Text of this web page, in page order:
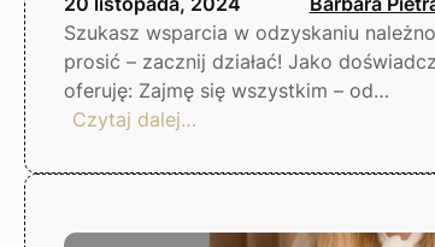
Szukasz wsparcia w odzyskaniu
prosić – zacznij działać! Jako
oferuję: Zajmę się wszystkim – od…
Czytaj dalej…
windykacja
–